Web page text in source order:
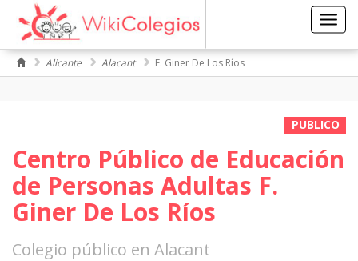
Alicante Alacant F. Giner De Los Ríos
PUBLICO
Centro Público de Educación
de Personas Adultas F.
Giner De Los Ríos
Colegio público en Alacant